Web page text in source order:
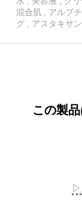
混合肌
アルブ
グ
アスタキサ
この製
▷